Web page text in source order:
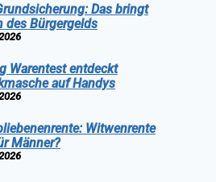
Das bringt
des Bürgergelds
Warentest entdeckt
auf Handys
Witwenrente
Männer?